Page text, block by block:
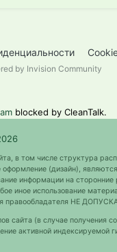
by Invision Community
blocked by CleanTalk.
в том числе структура
(дизайн),
информации на
иное использование
правообладателя НЕ
сайта (в случае получения
активной индексируемой